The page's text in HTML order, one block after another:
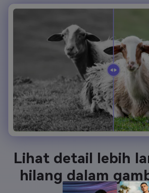
Lihat detail lebih
hilang dalam